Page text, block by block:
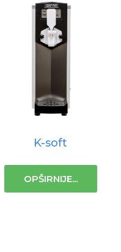
K-soft
OPŠIRNIJE...